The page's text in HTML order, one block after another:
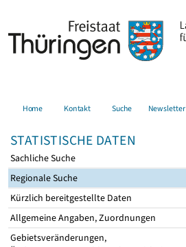
Home Kontakt Suche Newsletter
STATISTISCHE DATEN
Sachliche Suche
Regionale Suche
Kürzlich bereitgestellte Daten
Allgemeine Angaben, Zuordnungen
Gebietsveränderungen,